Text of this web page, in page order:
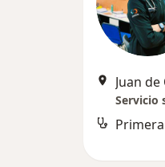
Juan
Servicio